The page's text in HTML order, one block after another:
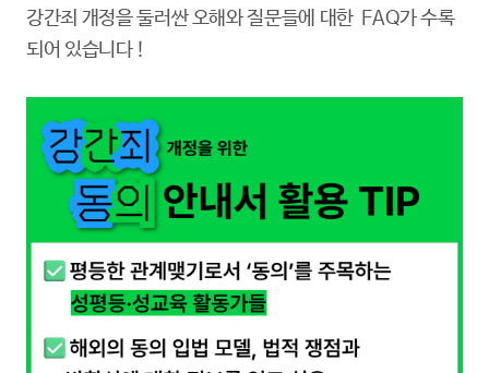
강간죄 개정을 둘러싼 오해와 질문들에 대한 FAQ가 수록
되어 있습니다 !